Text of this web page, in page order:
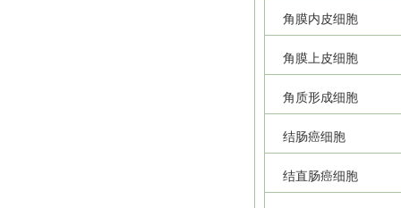
角膜内皮细胞
角膜上皮细胞
角质形成细胞
结肠癌细胞
结直肠癌细胞